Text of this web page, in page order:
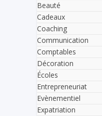
Beauté
Cadeaux
Coaching
Communication
Comptables
Décoration
Écoles
Entrepreneuriat
Evènementiel
Expatriation